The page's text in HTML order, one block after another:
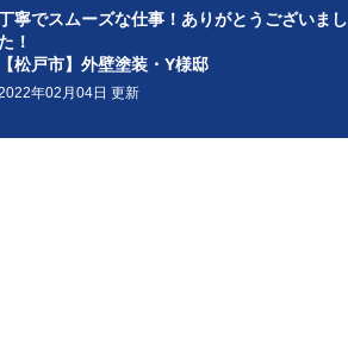
寧でスムーズな仕事！ありがとうございまし
！
【松戸市】外壁塗装・Y様邸
年02月04日 更新